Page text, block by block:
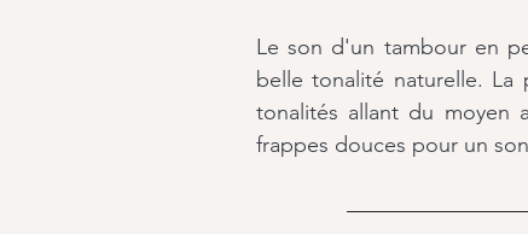
Le son d'un tambour en
belle tonalité naturelle. La
tonalités allant du moyen
frappes douces pour un